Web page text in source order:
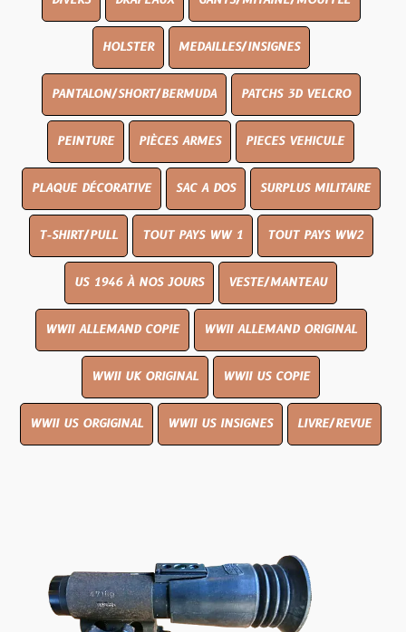
HOLSTER MEDAILLES/INSIGNES
PANTALON/SHORT/BERMUDA PATCHS 3D VELCRO
PEINTURE PIÈCES ARMES PIECES VEHICULE
PLAQUE DÉCORATIVE SAC A DOS SURPLUS MILITAIRE
T-SHIRT/PULL TOUT PAYS WW 1 TOUT PAYS WW2
US 1946 À NOS JOURS VESTE/MANTEAU
WWII ALLEMAND COPIE WWII ALLEMAND ORIGINAL
WWII UK ORIGINAL WWII US COPIE
WWII US ORGIGINAL WWII US INSIGNES LIVRE/REVUE